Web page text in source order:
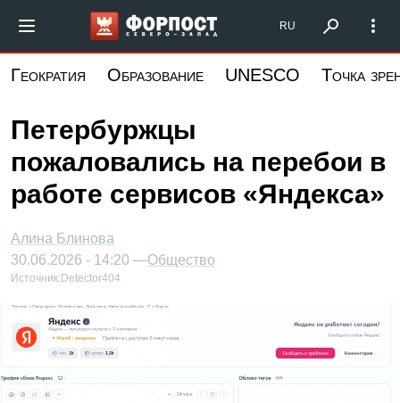
основному
Форпост Северо-Запад
RU
Геократия Образование UNESCO Точка
Петербуржцы
пожаловались на перебои в
работе сервисов «Яндекса»
Алина Блинова
30.06.2026 - 14:20 —Общество
Источник: Detector404